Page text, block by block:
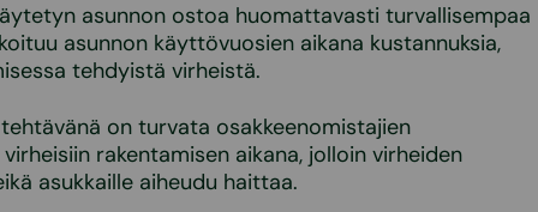
asunnon ostoa huomattavasti turvallisempaa
asunnon käyttövuosien aikana kustannuksia,
tehdyistä virheistä.
on turvata osakkeenomistajien
rakentamisen aikana, jolloin virheiden
asukkaille aiheudu haittaa.